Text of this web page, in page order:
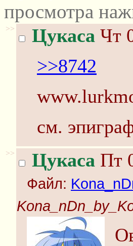
просмотра
>> Цукаса Чт
>>8742
см.
>> Цукаса Пт
Файл: